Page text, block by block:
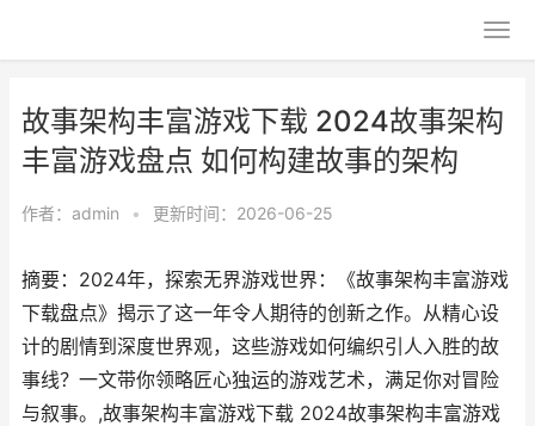
故事架构丰富游戏下载 2024故事架构
丰富游戏盘点 如何构建故事的架构
作者： admin • 更新时间：2026-06-25
摘要：2024年，探索无界游戏世界：《故事架构丰富游戏
下载盘点》揭示了这一年令人期待的创新之作。从精心设
计的剧情到深度世界观，这些游戏如何编织引人入胜的故
事线？一文带你领略匠心独运的游戏艺术，满足你对冒险
与叙事。,故事架构丰富游戏下载 2024故事架构丰富游戏